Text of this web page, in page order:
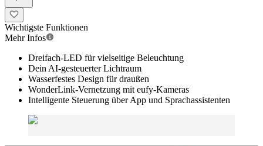
Wichtigste Funktionen
Mehr Infos
Dreifach-LED für vielseitige Beleuchtung
Dein AI-gesteuerter Lichtraum
Wasserfestes Design für draußen
WonderLink-Vernetzung mit eufy-Kameras
Intelligente Steuerung über App und Sprachassistenten